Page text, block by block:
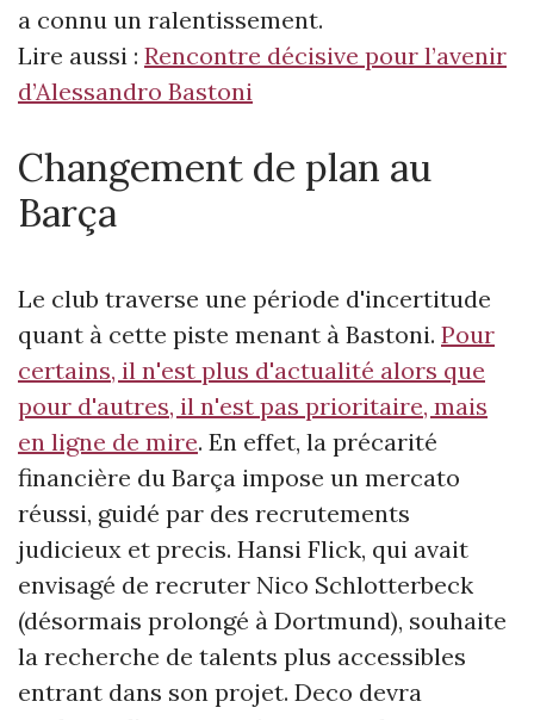
a connu un ralentissement.
Lire aussi : Rencontre décisive pour l’avenir
d’Alessandro Bastoni
Changement de plan au
Barça
Le club traverse une période d'incertitude
quant à cette piste menant à Bastoni. Pour
certains, il n'est plus d'actualité alors que
pour d'autres, il n'est pas prioritaire, mais
en ligne de mire. En effet, la précarité
financière du Barça impose un mercato
réussi, guidé par des recrutements
judicieux et precis. Hansi Flick, qui avait
envisagé de recruter Nico Schlotterbeck
(désormais prolongé à Dortmund), souhaite
la recherche de talents plus accessibles
entrant dans son projet. Deco devra